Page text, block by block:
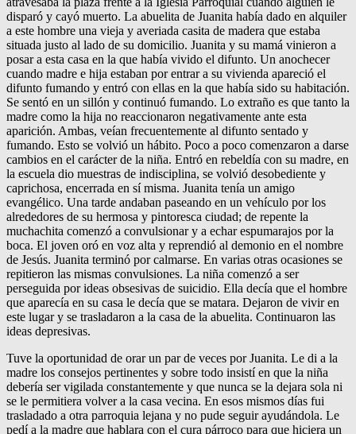
disparó y cayó muerto. La abuelita de Juanita había dado en alquiler
a este hombre una vieja y averiada casita de madera que estaba
situada justo al lado de su domicilio. Juanita y su mamá vinieron a
posar a esta casa en la que había vivido el difunto. Un anochecer
cuando madre e hija estaban por entrar a su vivienda apareció el
difunto fumando y entró con ellas en la que había sido su habitación.
Se sentó en un sillón y continuó fumando. Lo extraño es que tanto la
madre como la hija no reaccionaron negativamente ante esta
aparición. Ambas, veían frecuentemente al difunto sentado y
fumando. Esto se volvió un hábito. Poco a poco comenzaron a darse
cambios en el carácter de la niña. Entró en rebeldía con su madre, en
la escuela dio muestras de indisciplina, se volvió desobediente y
caprichosa, encerrada en sí misma. Juanita tenía un amigo
evangélico. Una tarde andaban paseando en un vehículo por los
alrededores de su hermosa y pintoresca ciudad; de repente la
muchachita comenzó a convulsionar y a echar espumarajos por la
boca. El joven oró en voz alta y reprendió al demonio en el nombre
de Jesús. Juanita terminó por calmarse. En varias otras ocasiones se
repitieron las mismas convulsiones. La niña comenzó a ser
perseguida por ideas obsesivas de suicidio. Ella decía que el hombre
que aparecía en su casa le decía que se matara. Dejaron de vivir en
este lugar y se trasladaron a la casa de la abuelita. Continuaron las
ideas depresivas.
Tuve la oportunidad de orar un par de veces por Juanita. Le di a la
madre los consejos pertinentes y sobre todo insistí en que la niña
debería ser vigilada constantemente y que nunca se la dejara sola ni
se le permitiera volver a la casa vecina. En esos mismos días fui
trasladado a otra parroquia lejana y no pude seguir ayudándola. Le
pedí a la madre que hablara con el cura párroco para que hiciera un